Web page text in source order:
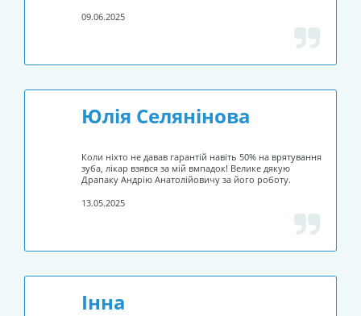
09.06.2025
Юлія Селянінова
Коли ніхто не давав гарантій навіть 50% на врятування
зуба, лікар взявся за мій вмпадок! Велике дякую
Драпаку Андрію Анатолійовичу за його роботу.
13.05.2025
Інна